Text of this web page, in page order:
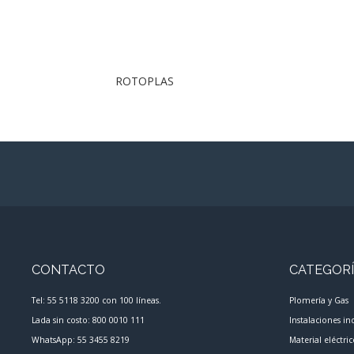
ROTOPLAS
CONTACTO
Tel: 55 5118 3200 con 100 líneas.
Lada sin costo: 800 0010 111
WhatsApp: 55 3455 8219
Plomería y Gas
Instalaciones
Material